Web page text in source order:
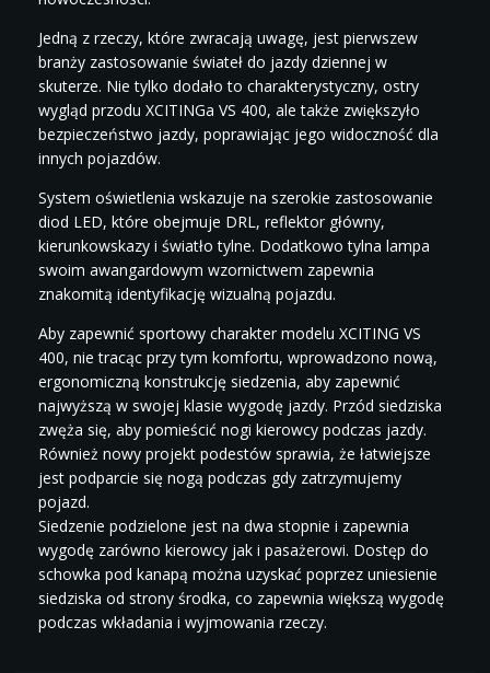
Jedną z rzeczy, które zwracają uwagę, jest pierwszew
branży zastosowanie świateł do jazdy dziennej w
skuterze. Nie tylko dodało to charakterystyczny, ostry
wygląd przodu XCITINGa VS 400, ale także zwiększyło
bezpieczeństwo jazdy, poprawiając jego widoczność dla
innych pojazdów.
System oświetlenia wskazuje na szerokie zastosowanie
diod LED, które obejmuje DRL, reflektor główny,
kierunkowskazy i światło tylne. Dodatkowo tylna lampa
swoim awangardowym wzornictwem zapewnia
znakomitą identyfikację wizualną pojazdu.
Aby zapewnić sportowy charakter modelu XCITING VS
400, nie tracąc przy tym komfortu, wprowadzono nową,
ergonomiczną konstrukcję siedzenia, aby zapewnić
najwyższą w swojej klasie wygodę jazdy. Przód siedziska
zwęża się, aby pomieścić nogi kierowcy podczas jazdy.
Również nowy projekt podestów sprawia, że łatwiejsze
jest podparcie się nogą podczas gdy zatrzymujemy
pojazd.
Siedzenie podzielone jest na dwa stopnie i zapewnia
wygodę zarówno kierowcy jak i pasażerowi. Dostęp do
schowka pod kanapą można uzyskać poprzez uniesienie
siedziska od strony środka, co zapewnia większą wygodę
podczas wkładania i wyjmowania rzeczy.